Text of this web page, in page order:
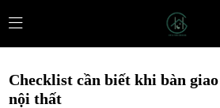
Checklist cần biết khi bàn
nội thất